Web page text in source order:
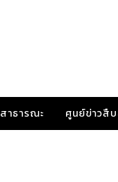
าธารณะ ศูนย์ข่าวสื